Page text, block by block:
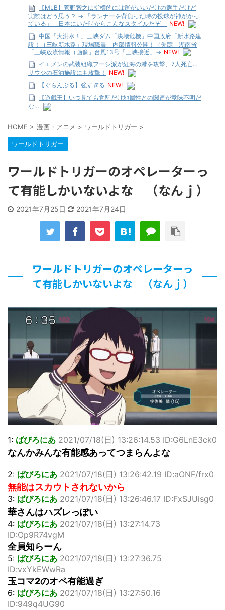
【MLB】菅野智之は指標的には運がいいだけの選手だけど
実際はどう思う？ → 「ランナーを背負った時の投球が神がかっ
ている」「日本にいた時からこんなスタイルだぞ」
NEW!
中国「大洪水！」三峡ダム「決壊危機」中国政府「新水路建
設！（三峡新水路」現場職員「内部情報公開！（失踪」湖南省
「三峡放流情報（画像」台風13号「三峡接近」→ NEW!
イエメンの武装組織フーシ派が紅海の港を攻撃、7人死亡…
サウジの石油施設にも攻撃！
NEW!
【ぐらんぶる】強すぎる NEW!
【遊戯王】いつ見ても覚醒だけ地属性との関連が意味不明だ
な…
【遊戯王】いつ見ても覚醒だけ地属性との関連が意味不明だ
な…
「洋画に日本版主題歌は必要か?」論争
題歌歌うよ！
【R-18】真・女神転生 Road to the Transcendence【二次
創作】 第２０話
北原ももさんの挑発!!!
【遊戯王】いつ見ても覚醒だけ地属性との関連が意味不明だ
【朗報】齋藤飛鳥、前屈みで完全に見えてる動画が拡散され
てしまう…
北原ももさんの挑発!!!
【画像】顔100点、体30点の女ｗｗｗ
…背が高い娘
佐藤絢音ちゃん(11)が万バズ！！
「洋画に日本版主題歌は必要か?」論争
超能力が使えるようになったので限界まで極める事にした件
その２
北原ももさんの挑発!!!
【画像】『プリズマ☆イリヤ』の新グッズ、流石に一線を越
えてしまう
体する前から面白いんだよなぁ
まとめチェッカーは閉鎖しました。RSSの解除をお願いしま
す。
【信長の野望・新生】米問屋をどういう時にどこに建てるの
かわからない
NHKにようこそ！を見終えたんだがｗｗｗ
Powered by livedoor 相互RSS
HOME > 漫画・アニメ > ワールドトリガー >
ワールドトリガー
ワールドトリガーのオペレーターっ
て有能しかいないよな （なんｊ）
2021年7月25日 2021年7月24日
ワールドトリガーのオペレーターっ
て有能しかいないよな （なんｊ）
1: ばびろにあ 2021/07/18(日) 13:26:14.53 ID:G6LnE3ck0
なんかみんな有能感あってつまらんよな
2: ばびろにあ 2021/07/18(日) 13:26:42.19 ID:aONF/frx0
無能はスカウトされないから
3: ばびろにあ 2021/07/18(日) 13:26:46.17 ID:FxSJUisg0
華さんはハズレっぽい
4: ばびろにあ 2021/07/18(日) 13:27:14.73
ID:Op9R74vgM
全員知らーん
5: ばびろにあ 2021/07/18(日) 13:27:36.75
ID:vxYkEWwRa
玉コマ2のオペ有能過ぎ
6: ばびろにあ 2021/07/18(日) 13:27:50.16
ID:949q4UG90